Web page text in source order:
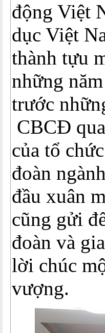
động Việt
dục Việt
thành tựu
những
trước
CBCĐ
của tổ
đoàn
đầu xuân
cũng gửi
đoàn và
lời chúc
vượng.